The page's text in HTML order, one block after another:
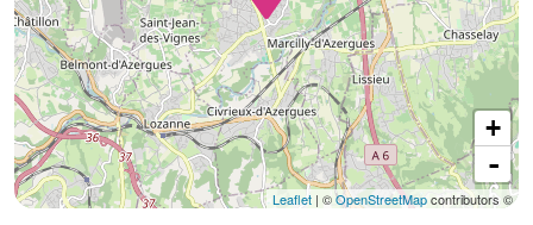
+
-
Leaflet | ©OpenStreetMapcontributors ©